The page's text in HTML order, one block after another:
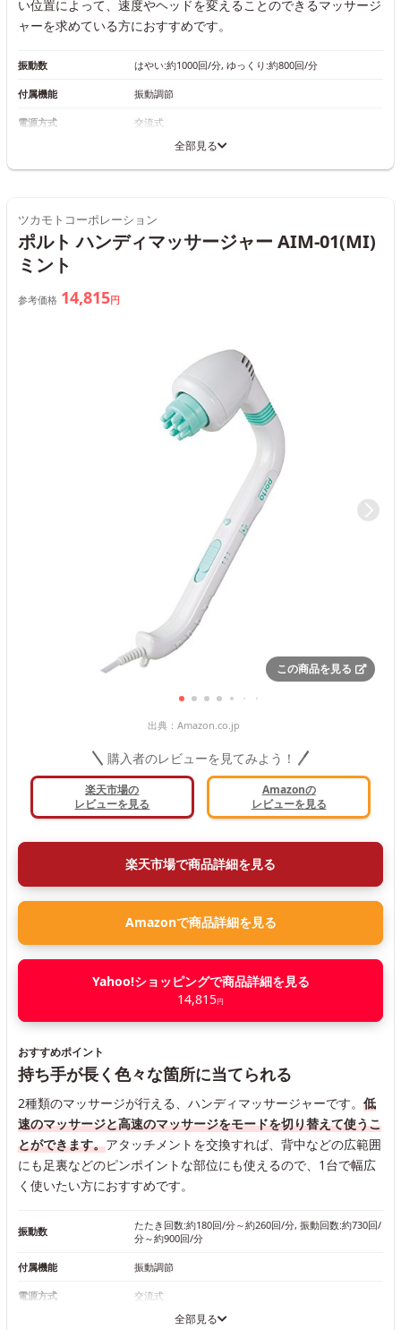
い位置によって、速度やヘッドを変えることのできるマッサージ
ャーを求めている方におすすめです。
振動数 はやい:約1000回/分, ゆっくり:約800回/分
付属機能 振動調節
電源方式 交流式
全部見る
ツカモトコーポレーション
ポルト ハンディマッサージャー AIM-01(MI)
ミント
参考価格 14,815円
この商品を見る
出典： Amazon.co.jp
購入者のレビューを見てみよう！
楽天市場の
レビューを見る
Amazonの
レビューを見る
楽天市場で商品詳細を見る
Amazonで商品詳細を見る
Yahoo!ショッピングで商品詳細を見る
14,815円
おすすめポイント
持ち手が長く色々な箇所に当てられる
2種類のマッサージが行える、ハンディマッサージャーです。 低
速のマッサージと高速のマッサージをモードを切り替えて使うこ
とができます。アタッチメントを交換すれば、背中などの広範囲
にも足裏などのピンポイントな部位にも使えるので、1台で幅広
く使いたい方におすすめです。
振動数
たたき回数:約180回/分～約260回/分, 振動回数:約730回/
分～約900回/分
付属機能 振動調節
電源方式 交流式
全部見る